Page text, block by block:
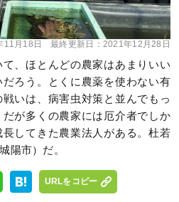
11月18日 最終更新日： 2021年12月28日
て、ほとんどの農家はあまりいい
ろう。とくに農薬を使わない有
いは、病害虫対策と並んでもっ
が多くの農家には厄介者でしか
してきた農業法人がある。杜若
陽市）だ。
URLをコピー